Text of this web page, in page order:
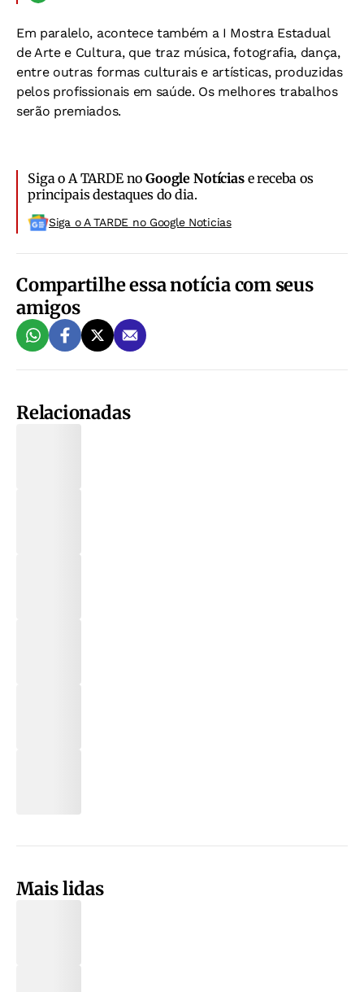
Em paralelo, acontece também a I Mostra Estadual
de Arte e Cultura, que traz música, fotografia, dança,
entre outras formas culturais e artísticas, produzidas
pelos profissionais em saúde. Os melhores trabalhos
serão premiados.
Siga o A TARDE noGoogle Notíciase receba os
principais destaques do dia.
Siga o A TARDE no Google Noticias
Compartilhe essa notícia com seus
amigos
Relacionadas
Mais lidas